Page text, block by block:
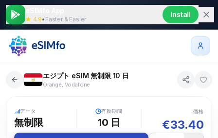
★ 4.9• Faster & Easier
Install
エジプト eSIM 無制限 10 日
Orange, Vodafone
データ
無制限
有効期間
10 日
価格
€33.40